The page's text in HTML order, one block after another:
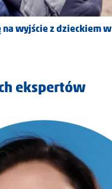
wyjście z dzieckiem
ekspertów